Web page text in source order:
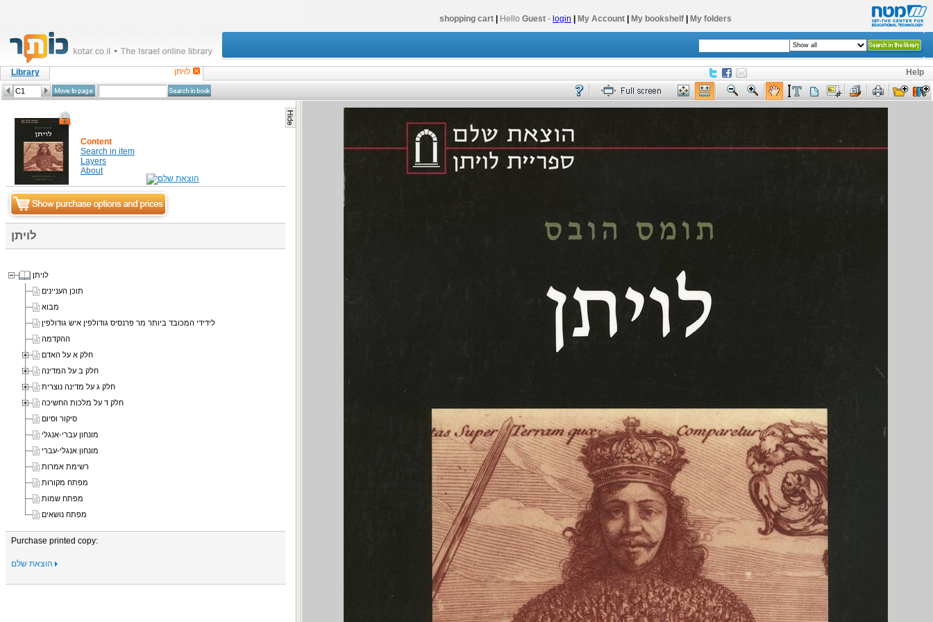
shopping cart Hello Guest - login My Account My bookshelf My folders
Library לויתן Help
Content
Search in item
Layers
About
לויתן
לויתן
תוכן העניינים
מבוא
לידידי המכובד ביותר מר פרנסיס גודולפין איש גודולפין
ההקדמה
חלק א על האדם
חלק ב על המדינה
חלק ג על מדינה נוצרית
חלק ד על מלכות החשיכה
סיקור וסיום
מונחון עברי-אנגלי
מונחון אנגלי-עברי
רשימת אמרות
מפתח מקורות
מפתח שמות
מפתח נושאים
Purchase printed copy: